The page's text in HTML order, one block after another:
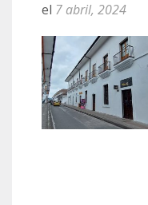
el 7 abril, 2024